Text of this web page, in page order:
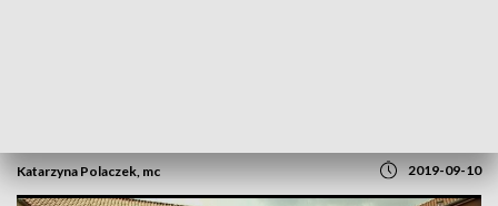
Katarzyna Polaczek, mc 2019-09-10